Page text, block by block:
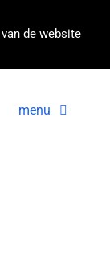
de website
menu